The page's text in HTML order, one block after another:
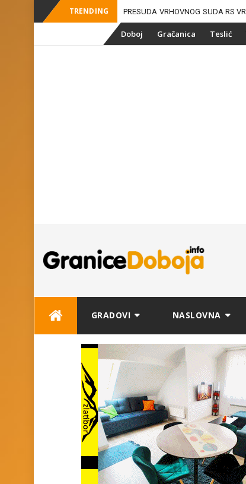
TRENDING PRESUDA VRHOVNOG SUDA RS
ZEMLJIŠNE MAFIJE U DOBO_
GRADOVI NASLOVNA